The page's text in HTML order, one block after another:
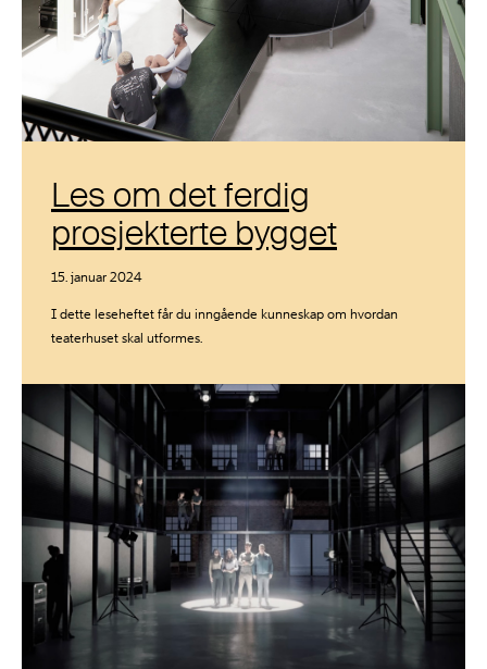
Les om det ferdig
prosjekterte bygget
15. januar 2024
I dette leseheftet får du inngående kunneskap om hvordan
teaterhuset skal utformes.